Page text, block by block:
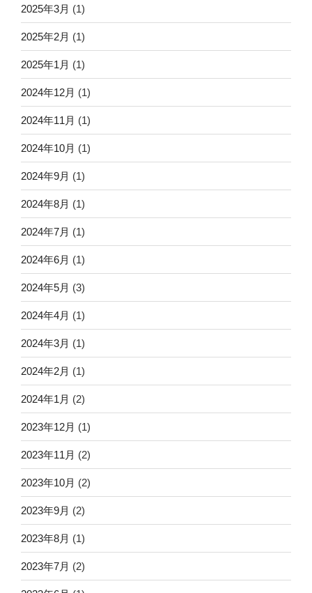
2025年3月 (1)
2025年2月 (1)
2025年1月 (1)
2024年12月 (1)
2024年11月 (1)
2024年10月 (1)
2024年9月 (1)
2024年8月 (1)
2024年7月 (1)
2024年6月 (1)
2024年5月 (3)
2024年4月 (1)
2024年3月 (1)
2024年2月 (1)
2024年1月 (2)
2023年12月 (1)
2023年11月 (2)
2023年10月 (2)
2023年9月 (2)
2023年8月 (1)
2023年7月 (2)